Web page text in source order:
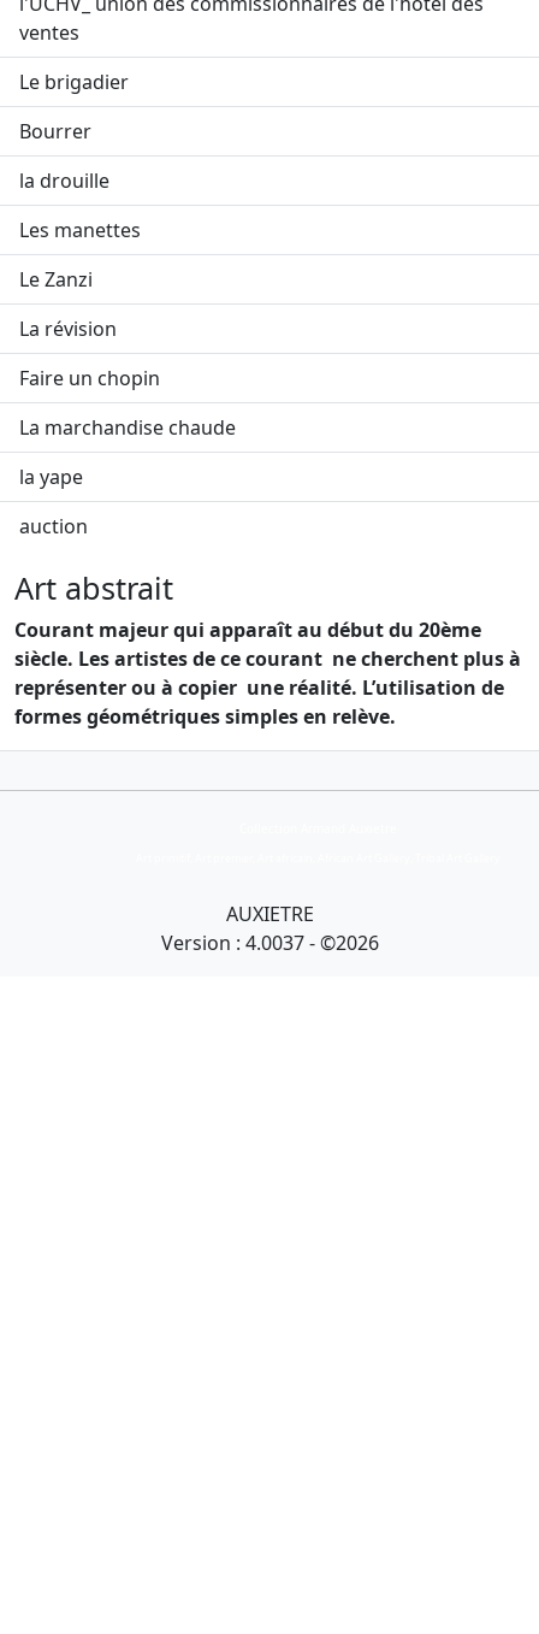
ventes
Le brigadier
Bourrer
la drouille
Les manettes
Le Zanzi
La révision
Faire un chopin
La marchandise chaude
la yape
auction
Art abstrait
Courant majeur qui apparaît au début du 20ème
siècle. Les artistes de ce courant ne cherchent plus à
représenter ou à copier une réalité. L’utilisation de
formes géométriques simples en relève.
AUXIETRE
Version : 4.0037 - ©2026